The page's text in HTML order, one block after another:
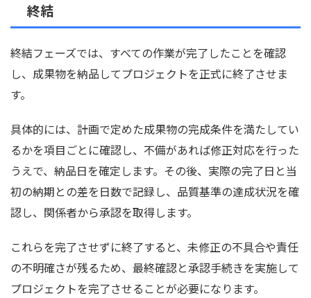
終結
終結フェーズでは、すべての作業が完了したことを確認
し、成果物を納品してプロジェクトを正式に終了させま
す。
具体的には、計画で定めた成果物の完成条件を満たしてい
るかを項目ごとに確認し、不備があれば修正対応を行った
うえで、納品日を確定します。その後、実際の完了日と当
初の納期との差を日数で記録し、品質基準の達成状況を確
認し、関係者から承認を取得します。
これらを完了させずに終了すると、未修正の不具合や責任
の不明確さが残るため、最終確認と承認手続きを実施して
プロジェクトを完了させることが必要になります。